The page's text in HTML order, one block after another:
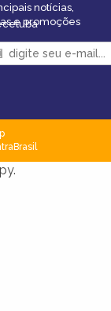
notícias,
e promoções